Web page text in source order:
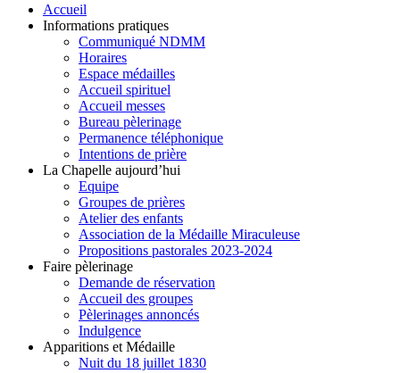
Accueil
Informations pratiques
Communiqué NDMM
Horaires
Espace médailles
Accueil spirituel
Accueil messes
Bureau pèlerinage
Permanence téléphonique
Intentions de prière
La Chapelle aujourd’hui
Equipe
Groupes de prières
Atelier des enfants
Association de la Médaille Miraculeuse
Propositions pastorales 2023-2024
Faire pèlerinage
Demande de réservation
Accueil des groupes
Pèlerinages annoncés
Indulgence
Apparitions et Médaille
Nuit du 18 juillet 1830